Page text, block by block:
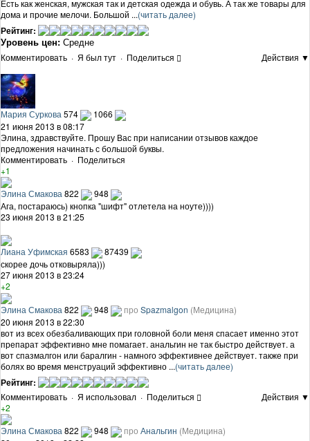
Есть как женская, мужская так и детская одежда и обувь. А так же товары для
дома и прочие мелочи. Большой ...(читать далее)
Рейтинг:
Уровень цен: Средне
Комментировать · Я был тут · Поделиться Действия ▼
Мария Суркова 574
1066
21 июня 2013 в 08:17
Элина, здравствуйте. Прошу Вас при написании отзывов каждое
предложения начинать с большой буквы.
Комментировать · Поделиться
+1
Элина Смакова822
948
Ага, постараюсь) кнопка "шифт" отлетела на ноуте))))
23 июня 2013 в 21:25
Лиана Уфимская 6583
87439
скорее дочь отковыряла)))
27 июня 2013 в 23:24
+2
Элина Смакова 822 948 про Spazmalgon (Медицина)
20 июня 2013 в 22:30
вот из всех обезбаливающих при головной боли меня спасает именно этот
препарат эффективно мне помагает. анальгин не так быстро действует. а
вот спазмалгон или баралгин - намного эффективнее действует. также при
болях во время менструаций эффективно ...(читать далее)
Рейтинг:
Комментировать · Я использовал · Поделиться
Действия ▼
+2
Элина Смакова822 948 про Анальгин (Медицина)